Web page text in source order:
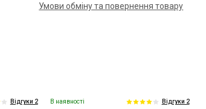
Умови обміну та повернення товару
Відгуки 2 В наявності Відгуки 2